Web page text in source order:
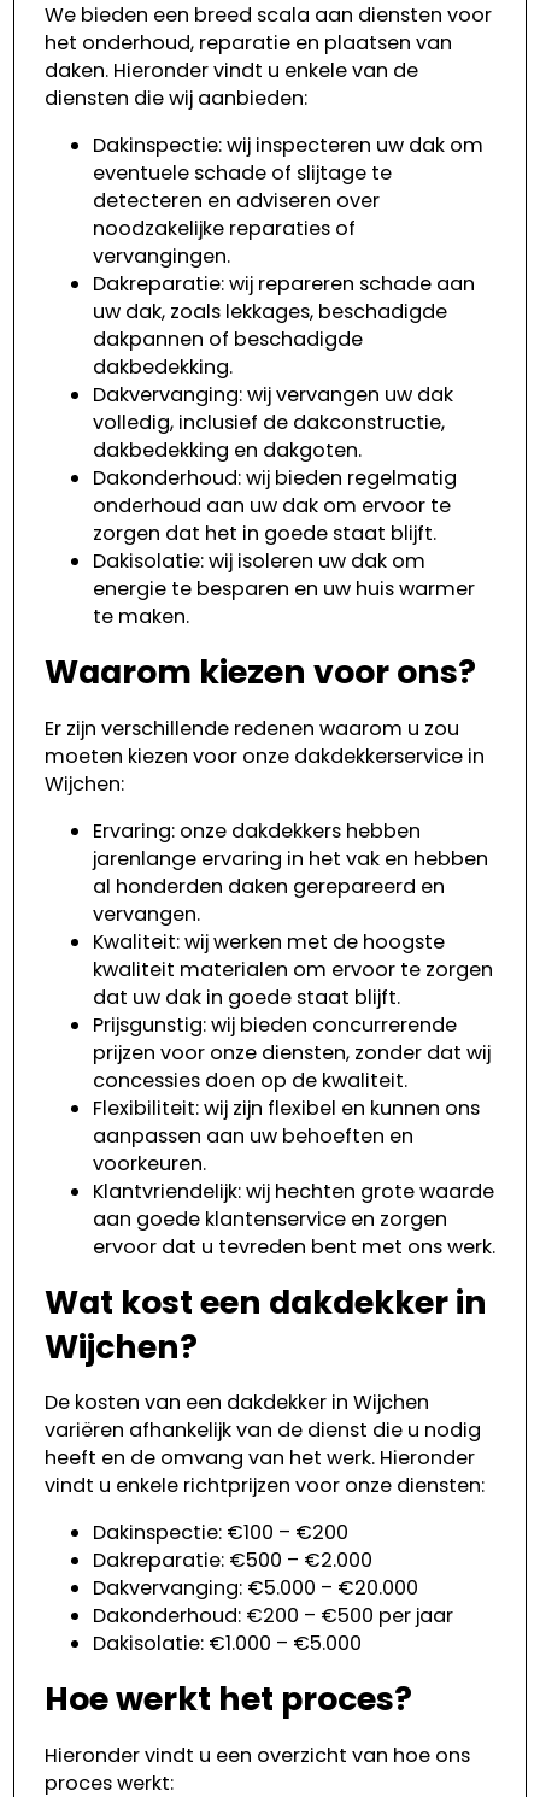
We bieden een breed scala aan diensten voor
het onderhoud, reparatie en plaatsen van
daken. Hieronder vindt u enkele van de
diensten die wij aanbieden:
Dakinspectie: wij inspecteren uw dak om
eventuele schade of slijtage te
detecteren en adviseren over
noodzakelijke reparaties of
vervangingen.
Dakreparatie: wij repareren schade aan
uw dak, zoals lekkages, beschadigde
dakpannen of beschadigde
dakbedekking.
Dakvervanging: wij vervangen uw dak
volledig, inclusief de dakconstructie,
dakbedekking en dakgoten.
Dakonderhoud: wij bieden regelmatig
onderhoud aan uw dak om ervoor te
zorgen dat het in goede staat blijft.
Dakisolatie: wij isoleren uw dak om
energie te besparen en uw huis warmer
te maken.
Waarom kiezen voor ons?
Er zijn verschillende redenen waarom u zou
moeten kiezen voor onze dakdekkerservice in
Wijchen:
Ervaring: onze dakdekkers hebben
jarenlange ervaring in het vak en hebben
al honderden daken gerepareerd en
vervangen.
Kwaliteit: wij werken met de hoogste
kwaliteit materialen om ervoor te zorgen
dat uw dak in goede staat blijft.
Prijsgunstig: wij bieden concurrerende
prijzen voor onze diensten, zonder dat wij
concessies doen op de kwaliteit.
Flexibiliteit: wij zijn flexibel en kunnen ons
aanpassen aan uw behoeften en
voorkeuren.
Klantvriendelijk: wij hechten grote waarde
aan goede klantenservice en zorgen
ervoor dat u tevreden bent met ons werk.
Wat kost een dakdekker in
Wijchen?
De kosten van een dakdekker in Wijchen
variëren afhankelijk van de dienst die u nodig
heeft en de omvang van het werk. Hieronder
vindt u enkele richtprijzen voor onze diensten:
Dakinspectie: €100 – €200
Dakreparatie: €500 – €2.000
Dakvervanging: €5.000 – €20.000
Dakonderhoud: €200 – €500 per jaar
Dakisolatie: €1.000 – €5.000
Hoe werkt het proces?
Hieronder vindt u een overzicht van hoe ons
proces werkt: